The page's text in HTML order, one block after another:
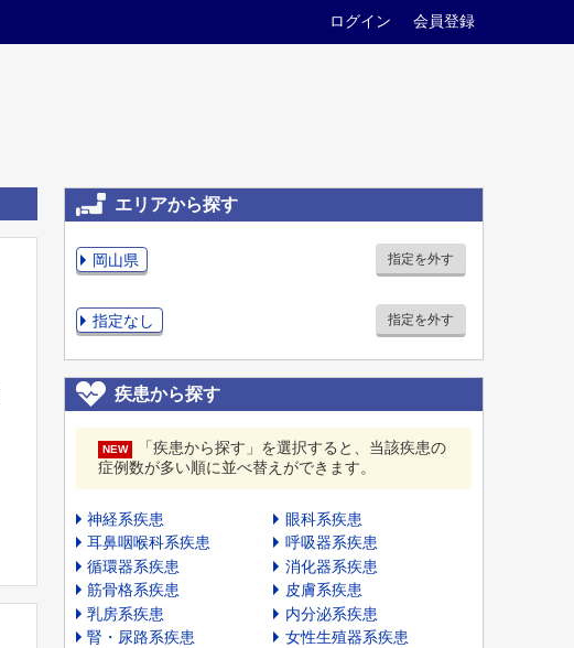
ログイン 会員登録
エリアから探す
岡山県 指定を外す
指定なし 指定を外す
疾患から探す
NEW
「疾患から探す」を選択すると、当該疾患の
症例数が多い順に並べ替えができます。
神経系疾患
眼科系疾患
耳鼻咽喉科系疾患
呼吸器系疾患
循環器系疾患
消化器系疾患
筋骨格系疾患
皮膚系疾患
乳房系疾患
内分泌系疾患
腎・尿路系疾患
女性生殖器系疾患